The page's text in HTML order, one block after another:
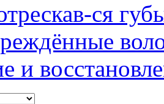
ся
и